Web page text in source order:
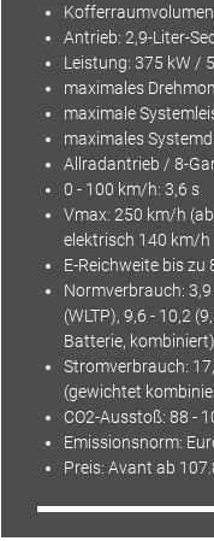
Antrieb: 2,9-Liter-
Leistung: 375 kW /
maximales
maximale
maximales
Allradantrieb / 8-
0 - 100 km/h: 3,6 s
Vmax: 250 km/h
elektrisch 140 km/h
E-Reichweite bis zu
Normverbrauch:
(WLTP), 9,6 - 10,2
Batterie, kombiniert)
Stromverbrauch:
(gewichtet
CO2-Ausstoß: 88 -
Emissionsnorm:
Preis: Avant ab